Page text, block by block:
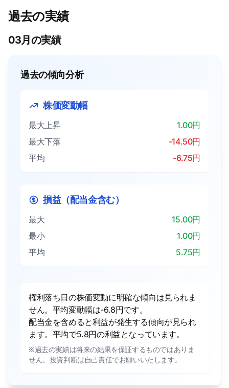
過去の実績
03月の実績
過去の傾向分析
株価変動幅
最大上昇
1.00円
最大下落
-14.50円
平均
-6.75円
損益（配当金含む）
最大
15.00円
最小
1.00円
平均
5.75円
権利落ち日の株価変動に明確な傾向は見られま
せん。平均変動幅は-6.8円です。
配当金を含めると利益が発生する傾向が見られ
ます。平均で5.8円の利益となっています。
※過去の実績は将来の結果を保証するものではありま
せん。投資判断は自己責任でお願いいたします。